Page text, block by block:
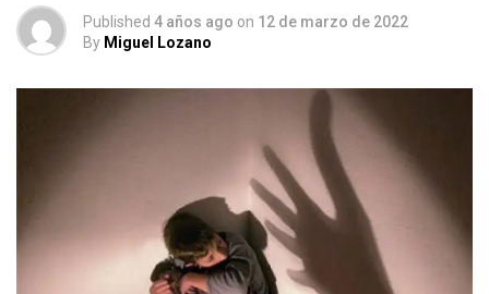
Published 4 años ago on 12 de marzo de 2022
By Miguel Lozano